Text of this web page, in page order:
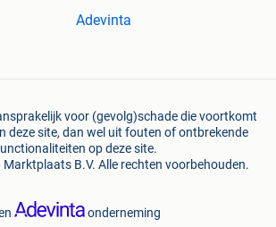
Adevinta
voor (gevolg)schade die voortkomt
deze site, dan wel uit fouten of ontbrekende
op deze site.
B.V. Alle rechten voorbehouden.
onderneming